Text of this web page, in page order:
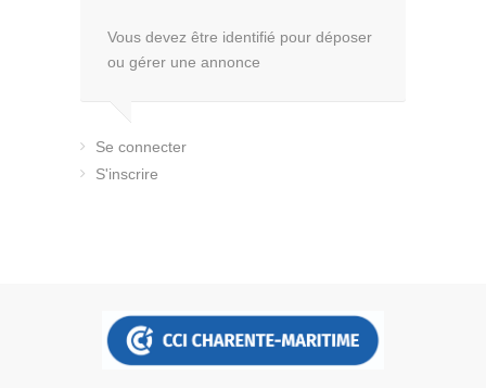
Vous devez être identifié pour déposer
ou gérer une annonce
Se connecter
S'inscrire